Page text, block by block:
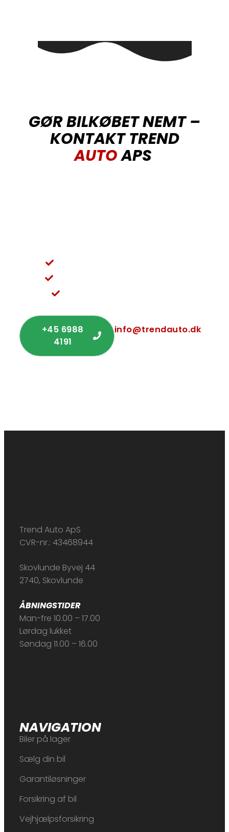
GØR BILKØBET NEMT –
KONTAKT TREND
AUTOAPS
+45 6988
4191
info@trendauto.dk
Trend Auto ApS
CVR-nr.: 43468944
Skovlunde Byvej 44
2740, Skovlunde
ÅBNINGSTIDER
Man-fre 10.00 – 17.00
Lørdag lukket
Søndag 11.00 – 16.00
NAVIGATION
Biler på lager
Sælg din bil
Garantiløsninger
Forsikring af bil
Vejhjælpsforsikring